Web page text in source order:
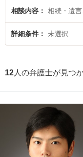
『徳島県で土日や夜間に発
したい』『成年後見のトラ
『初回相談無料で成年後見
相談内容 相続・遺
詳細条件 未選択
12 人の弁護士が見つ